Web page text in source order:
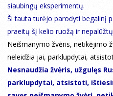
siaubingų eksperimentų.
Ši tauta turėjo parodyti begalinį
praeitų šį kelio ruožą ir
Neišmanymo žvėris, netikėjimo
neleidžia jai, parklupdytai,
Nesnaudžia žvėris, užgulęs
parklupdytai, atsistoti,